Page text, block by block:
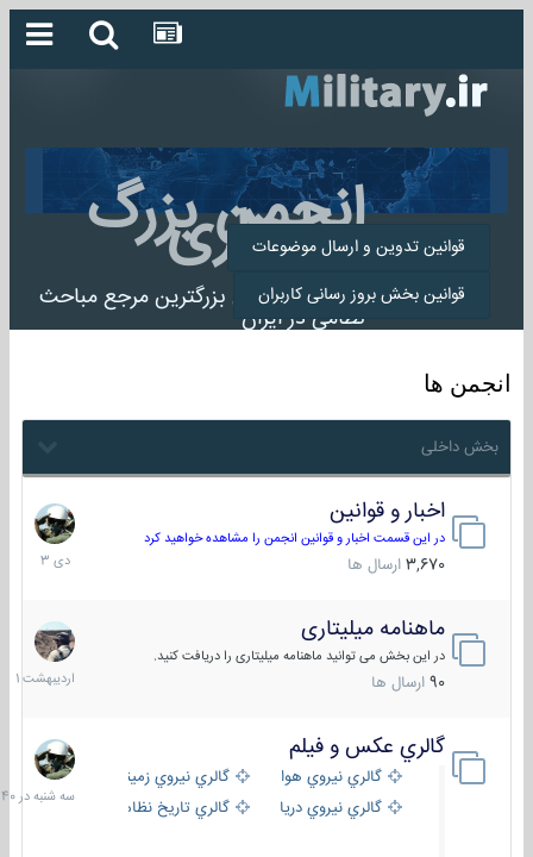
انجمن بزرگ
میلیتاری
انجمن میلیتاری بزرگترین مرجع مباحث
نظامی در ایران
قوانین تدوین و ارسال موضوعات
قوانین بخش بروز رسانی کاربران
انجمن ها
بخش داخلی
اخبار و قوانین
در این قسمت اخبار و قوانین انجمن را مشاهده خواهید کرد
3,670 ارسال ها
22
دی
1403
ماهنامه میلیتاری
در این بخش می توانید ماهنامه میلیتاری را دریافت کنید.
90 ارسال ها
30
1401
گالري عكس و فيلم
گالري نيروي هوايي
گالري نيروي زميني
گالري نيروي دريايي
گالري تاریخ نظامی
سه
شنبه
در